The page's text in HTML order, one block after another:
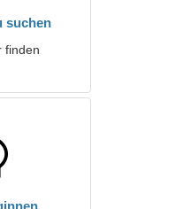
suchen
finden